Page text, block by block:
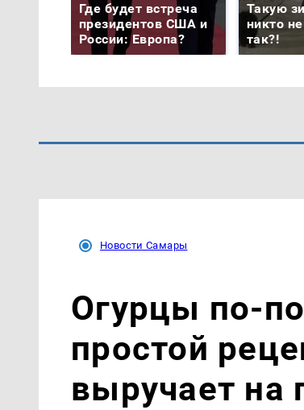
Где будет встреча
президентов США и
России: Европа?
Такую
никто
так?!
Новости Самары
Огурцы
простой
выручает на